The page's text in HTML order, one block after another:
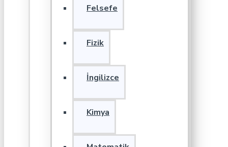
Felsefe
Fizik
İngilizce
Kimya